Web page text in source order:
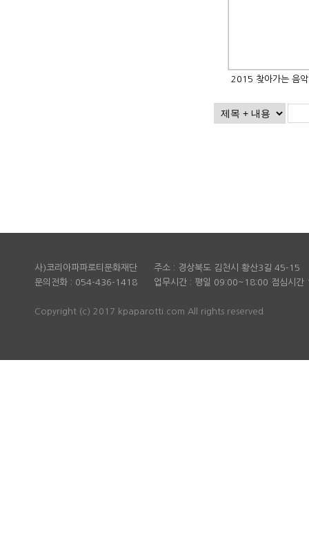
2015 찾아가는 음
사)코리아파파로티문화재단 주소 : 경상북도 김천시 황산3길
문의전화 : 054-436-1418 업무시간 : 평일 09:00~18:00 점심시간
Copyright (c) 2017 kpaparotti.com All rights reserved